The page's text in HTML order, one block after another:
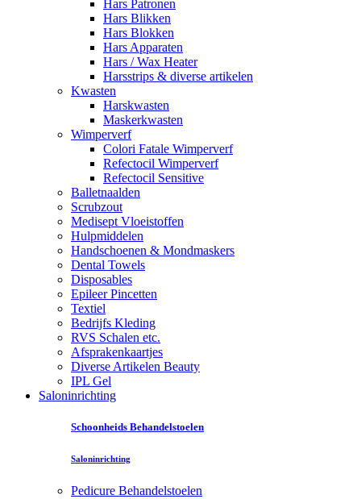
Hars Patronen
Hars Blikken
Hars Blokken
Hars Apparaten
Hars / Wax Heater
Harsstrips & diverse artikelen
Kwasten
Harskwasten
Maskerkwasten
Wimperverf
Colori Fatale Wimperverf
Refectocil Wimperverf
Refectocil Sensitive
Balletnaalden
Scrubzout
Medisept Vloeistoffen
Hulpmiddelen
Handschoenen & Mondmaskers
Dental Towels
Disposables
Epileer Pincetten
Textiel
Bedrijfs Kleding
RVS Schalen etc.
Afsprakenkaartjes
Diverse Artikelen Beauty
IPL Gel
Saloninrichting
Schoonheids Behandelstoelen
Saloninrichting
Pedicure Behandelstoelen